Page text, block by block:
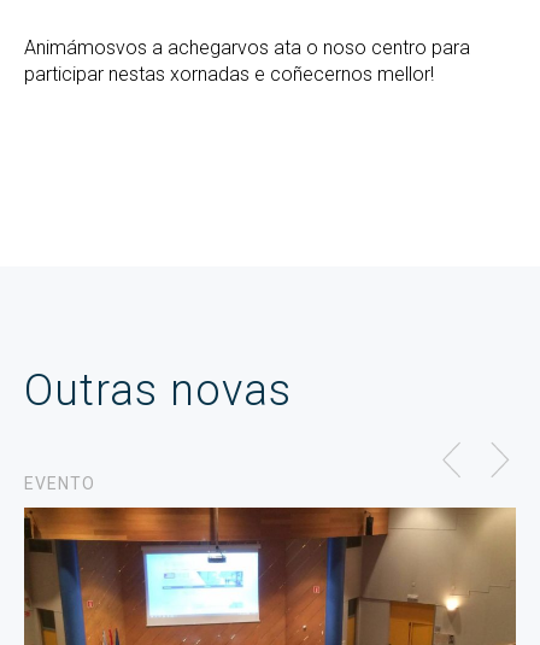
Animámosvos a achegarvos ata o noso centro para
participar nestas xornadas e coñecernos mellor!
Outras novas
EVENTO